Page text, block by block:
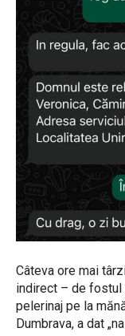
Câteva ore mai
indirect – de fostul
pelerinaj pe la
Dumbrava, a dat